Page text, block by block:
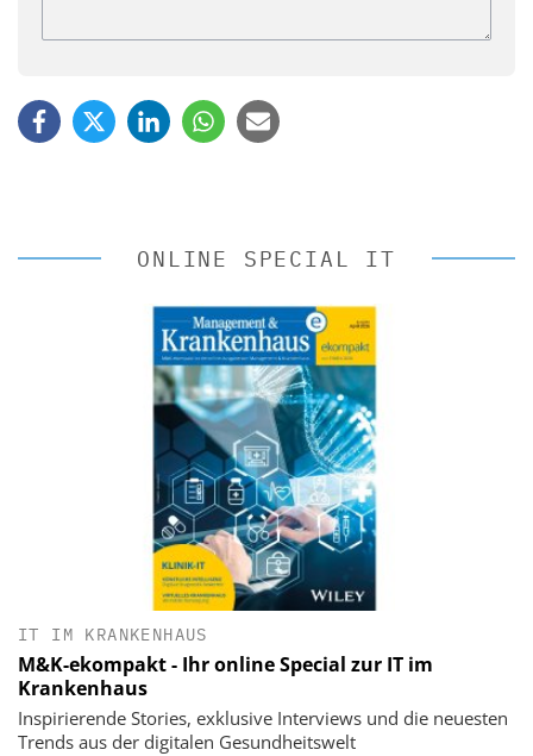
ONLINE SPECIAL IT
IT IM KRANKENHAUS
M&K-ekompakt - Ihr online Special zur IT im
Krankenhaus
Inspirierende Stories, exklusive Interviews und die neuesten
Trends aus der digitalen Gesundheitswelt